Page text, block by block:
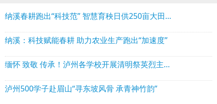
纳溪春耕跑出“科技范” 智慧育秧日供250亩大田用秧
纳溪：科技赋能春耕 助力农业生产跑出“加速度”
缅怀 致敬 传承！泸州各学校开展清明祭英烈主题系列活动
泸州500学子赴眉山“寻东坡风骨 承青神竹韵”